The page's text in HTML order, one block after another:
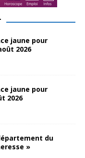
jaune pour
2026
jaune pour
2026
du
»